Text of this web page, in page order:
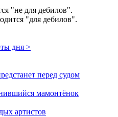
"не для дебилов".
"для дебилов".
дня >
перед судом
мамонтёнок
артистов